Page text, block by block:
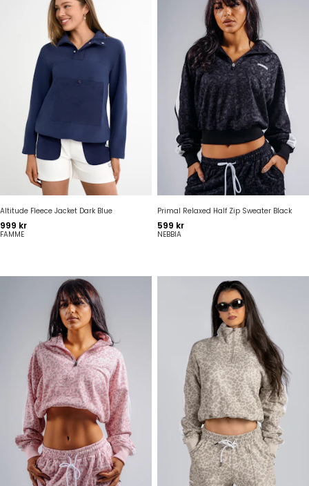
Altitude Fleece Jacket Dark Blue
Pris
999 kr
FAMME
Primal Relaxed Half Zip Sweater Black
Pris
599 kr
NEBBIA